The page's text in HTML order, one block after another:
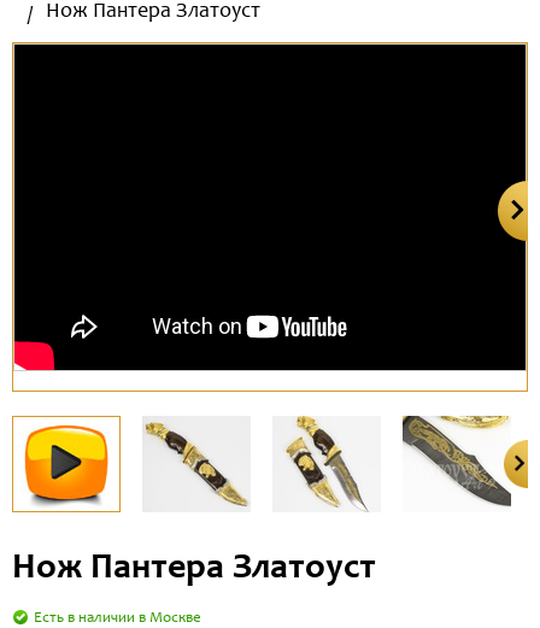
Нож Пантера Златоуст
Нож Пантера Златоуст
Есть в наличии в Москве